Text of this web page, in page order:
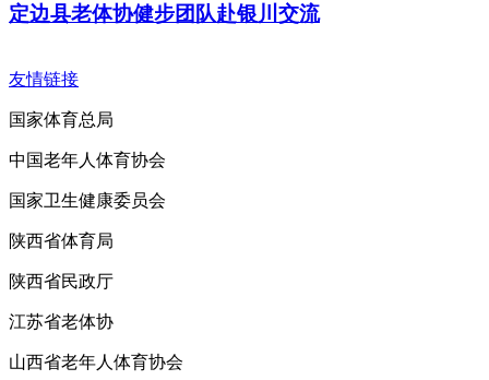
定边县老体协健步团队赴银川交流
友情链接
国家体育总局
中国老年人体育协会
国家卫生健康委员会
陕西省体育局
陕西省民政厅
江苏省老体协
山西省老年人体育协会